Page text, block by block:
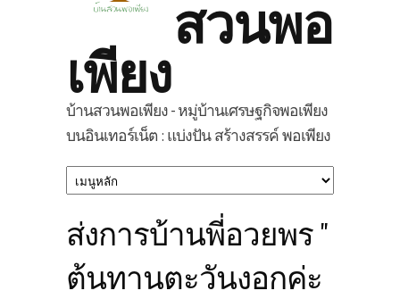
สวนพอ
เพียง
บ้านสวนพอเพียง - หมู่บ้านเศรษฐกิจพอเพียง
บนอินเทอร์เน็ต : แบ่งปัน สร้างสรรค์ พอเพียง
ส่งการบ้านพี่อวยพร "
ต้นทานตะวันงอกค่ะ